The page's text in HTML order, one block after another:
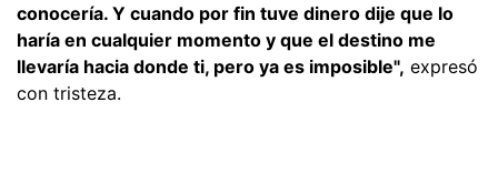
conocería. Y cuando por fin tuve dinero dije que lo
haría en cualquier momento y que el destino me
llevaría hacia donde ti, pero ya es imposible", expresó
con tristeza.